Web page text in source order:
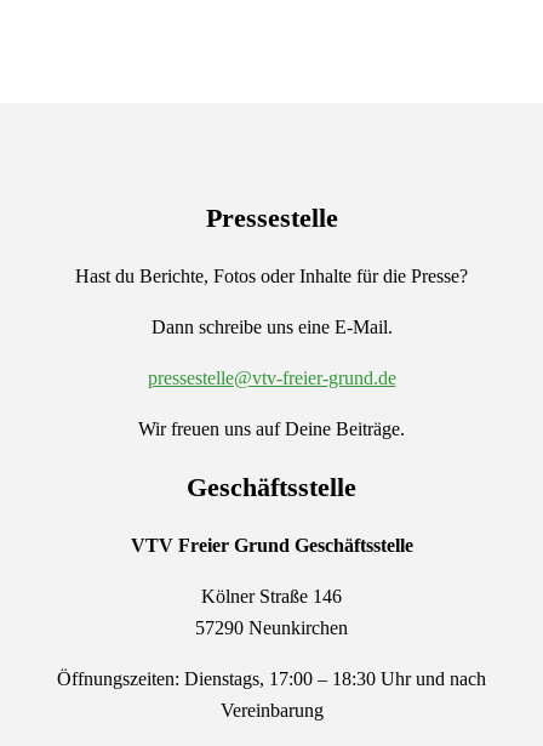
Pressestelle
Hast du Berichte, Fotos oder Inhalte für die Presse?
Dann schreibe uns eine E-Mail.
pressestelle@vtv-freier-grund.de
Wir freuen uns auf Deine Beiträge.
Geschäftsstelle
VTV Freier Grund Geschäftsstelle
Kölner Straße 146
57290 Neunkirchen
Öffnungszeiten: Dienstags, 17:00 – 18:30 Uhr und nach
Vereinbarung